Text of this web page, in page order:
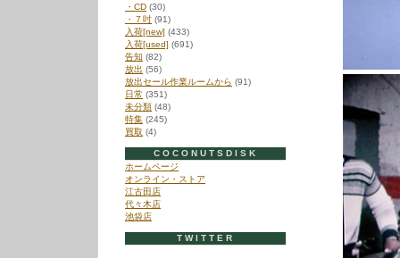
・CD (30)
・７吋 (91)
入荷[new] (433)
入荷[used] (691)
告知 (82)
放出 (56)
放出セール作業ルームから (91)
日常 (351)
未分類 (48)
特集 (245)
買取 (4)
COCONUTSDISK
ホームページ
オンライン・ストア
江古田店
代々木店
池袋店
TWITTER